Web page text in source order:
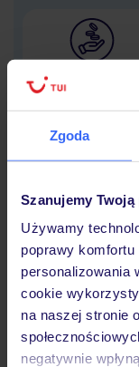
Zgoda
Szanujemy
Używamy
poprawy
personalizowania
cookie
na naszej stronie
negatywnie
Hotel
Opinie
Pokoje